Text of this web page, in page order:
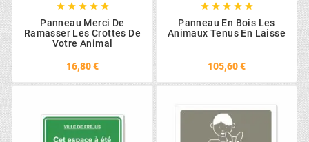
    
Panneau Merci De
Ramasser Les Crottes De
Votre Animal
16,80 €
    
Panneau En Bois Les
Animaux Tenus En Laisse
105,60 €